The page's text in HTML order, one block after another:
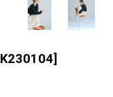
K230104]